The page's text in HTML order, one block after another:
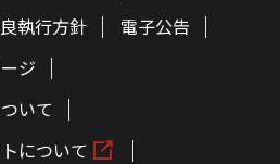
執行方針
電子公告
ジ
いて
について